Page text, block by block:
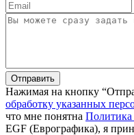
Отправить
Нажимая на кнопку
обработку указанных
что мне понятна Политика
EGF (Еврографика), я